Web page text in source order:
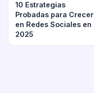
10 Estrategias
Probadas para Crecer
en Redes Sociales en
2025